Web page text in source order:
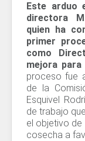
Este arduo
directora
quien ha
primer
como
mejora para
proceso fue
de la
Esquivel
de trabajo
el objetivo de
cosecha a